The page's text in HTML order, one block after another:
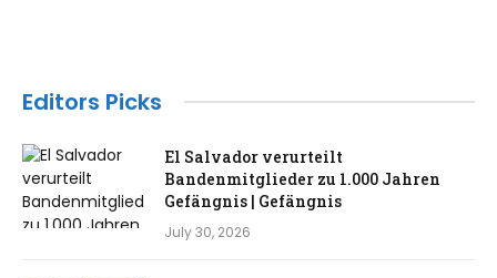
Editors Picks
El Salvador verurteilt
Bandenmitglieder zu 1.000 Jahren
Gefängnis | Gefängnis
July 30, 2026